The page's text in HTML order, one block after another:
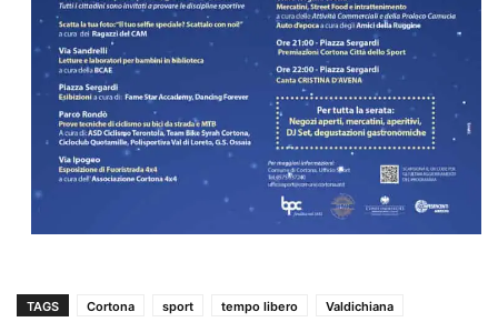
TAGS Cortona sport tempo libero Valdichiana